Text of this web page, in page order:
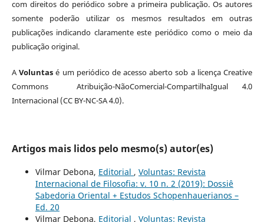
com direitos do periódico sobre a primeira publicação. Os autores
somente poderão utilizar os mesmos resultados em outras
publicações indicando claramente este periódico como o meio da
publicação original.
AVoluntas é um periódico de acesso aberto sob a licença Creative
Commons Atribuição-NãoComercial-CompartilhaIgual 4.0
Internacional (CC BY-NC-SA 4.0).
Artigos mais lidos pelo mesmo(s) autor(es)
Vilmar Debona, Editorial , Voluntas: Revista
Internacional de Filosofia: v. 10 n. 2 (2019): Dossiê
Sabedoria Oriental + Estudos Schopenhauerianos –
Ed. 20
Vilmar Debona, Editorial , Voluntas: Revista